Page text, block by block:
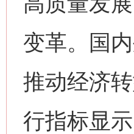
变革。国
推动经济
行指标显